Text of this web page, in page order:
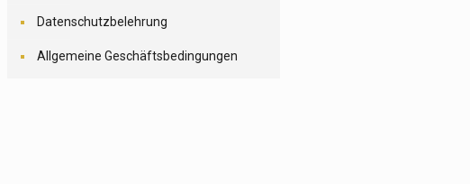
Datenschutzbelehrung
Allgemeine Geschäftsbedingungen